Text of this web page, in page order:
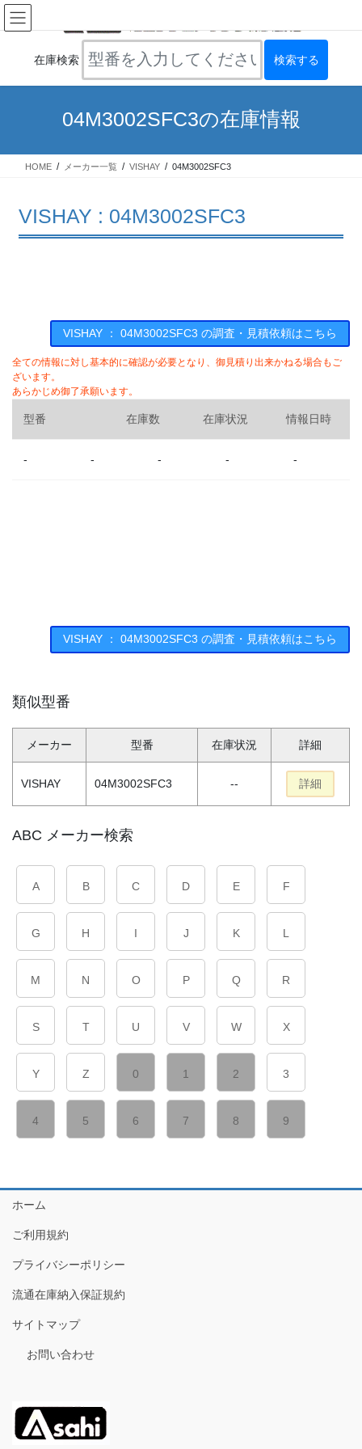
コ
ン
ナ
ビ
在庫検索
04M3002SFC3の在庫情報
HOME メーカー一覧 VISHAY 04M3002SFC3
VISHAY : 04M3002SFC3
VISHAY ： 04M3002SFC3 の調査・見積依頼はこちら
全ての情報に対し基本的に確認が必要となり、御見積り出来かねる場合もご
ざいます。
あらかじめ御了承願います。
型番 在庫数 在庫状況 情報日時
- - - - -
VISHAY ： 04M3002SFC3 の調査・見積依頼はこちら
類似型番
メーカー 型番 在庫状況 詳細
VISHAY 04M3002SFC3 -- 詳細
ABC メーカー検索
A B C D E F
G H I J K L
M N O P Q R
S T U V W X
Y Z 0 1 2 3
4 5 6 7 8 9
ホーム
ご利用規約
プライバシーポリシー
流通在庫納入保証規約
サイトマップ
お問い合わせ